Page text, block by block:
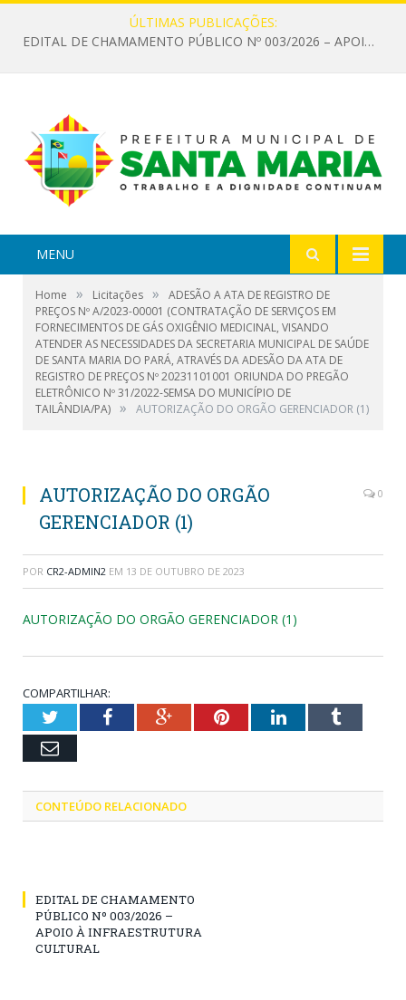
ÚLTIMAS PUBLICAÇÕES:
EDITAL DE CHAMAMENTO PÚBLICO Nº 003/2026 – APOIO À INFRAESTRUTURA CULTURAL
MENU
Home » Licitações »
ADESÃO A ATA DE REGISTRO DE
PREÇOS Nº A/2023-00001 (CONTRATAÇÃO DE SERVIÇOS EM
FORNECIMENTOS DE GÁS OXIGÊNIO MEDICINAL, VISANDO
ATENDER AS NECESSIDADES DA SECRETARIA MUNICIPAL DE SAÚDE
DE SANTA MARIA DO PARÁ, ATRAVÉS DA ADESÃO DA ATA DE
REGISTRO DE PREÇOS Nº 20231101001 ORIUNDA DO PREGÃO
ELETRÔNICO Nº 31/2022-SEMSA DO MUNICÍPIO DE
TAILÂNDIA/PA) » AUTORIZAÇÃO DO ORGÃO GERENCIADOR (1)
AUTORIZAÇÃO DO ORGÃO
GERENCIADOR (1)
0
POR CR2-ADMIN2 EM 13 DE OUTUBRO DE 2023
AUTORIZAÇÃO DO ORGÃO GERENCIADOR (1)
COMPARTILHAR:
TwitterFacebookGoogle+PinterestLinkedInTumblr
Email
CONTEÚDO RELACIONADO
EDITAL DE CHAMAMENTO
PÚBLICO Nº 003/2026 –
APOIO À INFRAESTRUTURA
CULTURAL